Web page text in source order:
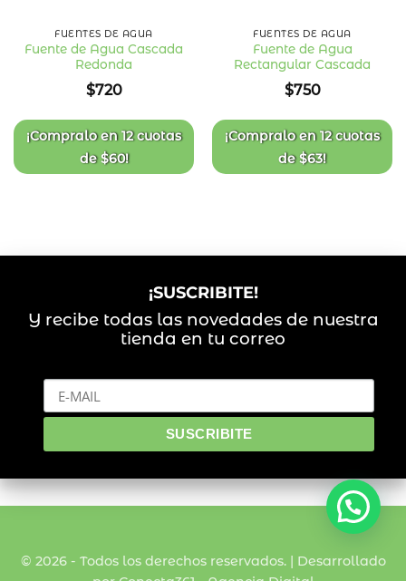
FUENTES DE AGUA
Fuente de Agua Cascada
Redonda
$720
¡Compralo en12 cuotas
de$60!
Añadir
FUENTES DE AGUA
Fuente de Agua
Rectangular Cascada
$750
¡Compralo en12 cuotas
de$63!
¡SUSCRIBITE!
Y recibe todas las novedades de nuestra
tienda en tu correo
© 2026 - Todos los derechos reservados. | Desarrollado